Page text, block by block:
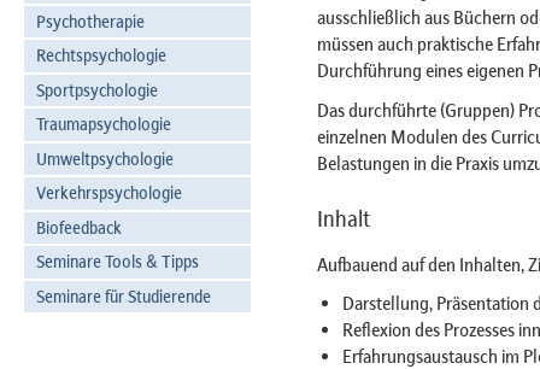
Psychotherapie
Rechtspsychologie
Sportpsychologie
Traumapsychologie
Umweltpsychologie
Verkehrspsychologie
Biofeedback
Seminare Tools & Tipps
Seminare für Studierende
ausschließlich aus Büchern
müssen auch praktische
Durchführung eines eigenen
Das durchführte (Gruppen)
einzelnen Modulen des
Belastungen in die Praxis
Inhalt
Aufbauend auf den Inhalten,
Darstellung, Präsentation
Reflexion des Prozesses
Erfahrungsaustausch im